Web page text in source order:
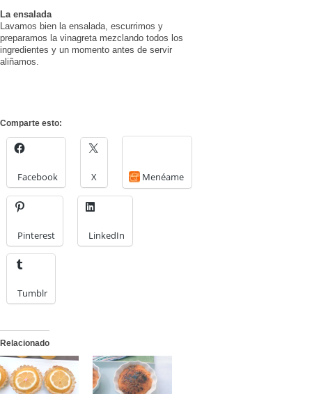
La ensalada
Lavamos bien la ensalada, escurrimos y
preparamos la vinagreta mezclando todos los
ingredientes y un momento antes de servir
aliñamos.
Comparte esto:
Facebook X Menéame
Pinterest LinkedIn
Tumblr
Relacionado